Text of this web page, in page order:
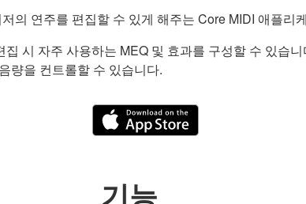
의 연주를 편집할 수 있게 해주는 Core MIDI 애플리
시 자주 사용하는 MEQ 및 효과를 구성할 수 있습
량을 컨트롤할 수 있습니다.
기능